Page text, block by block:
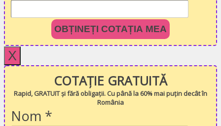
OBȚINEȚI COTAȚIA MEA
X
COTAȚIE GRATUITĂ
Rapid, GRATUIT și fără obligații. Cu până la 60% mai puțin decât în
România
Nom *